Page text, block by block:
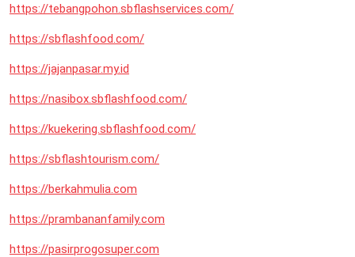
https://tebangpohon.sbflashservices.com/
https://sbflashfood.com/
https://jajanpasar.my.id
https://nasibox.sbflashfood.com/
https://kuekering.sbflashfood.com/
https://sbflashtourism.com/
https://berkahmulia.com
https://prambananfamily.com
https://pasirprogosuper.com